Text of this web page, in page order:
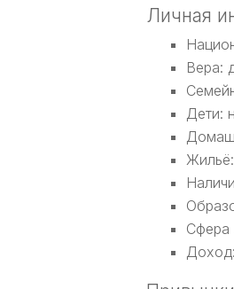
Личная
Вера:
Дети:
Сфера